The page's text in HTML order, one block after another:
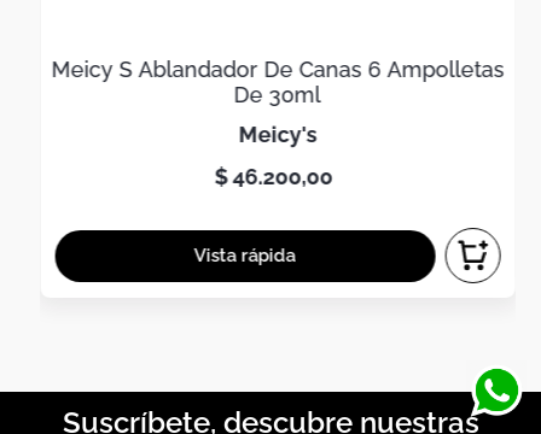
Meicy S Ablandador De Canas 6 Ampolletas
De 30ml
meicy's
$46.200,00